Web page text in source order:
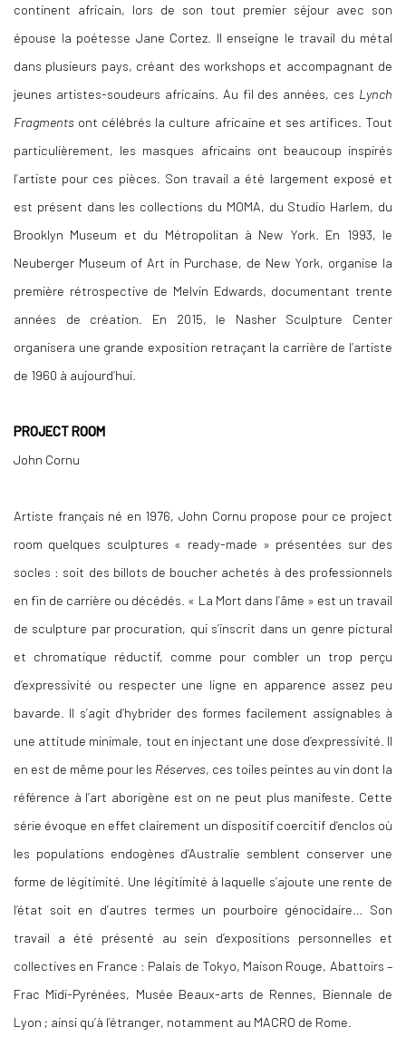
continent africain, lors de son tout premier séjour avec son
épouse la poétesse Jane Cortez. Il enseigne le travail du métal
dans plusieurs pays, créant des workshops et accompagnant de
jeunes artistes-soudeurs africains. Au fil des années, ces Lynch
Fragments ont célébrés la culture africaine et ses artifices. Tout
particulièrement, les masques africains ont beaucoup inspirés
l’artiste pour ces pièces. Son travail a été largement exposé et
est présent dans les collections du MOMA, du Studio Harlem, du
Brooklyn Museum et du Métropolitan à New York. En 1993, le
Neuberger Museum of Art in Purchase, de New York, organise la
première rétrospective de Melvin Edwards, documentant trente
années de création. En 2015, le Nasher Sculpture Center
organisera une grande exposition retraçant la carrière de l’artiste
de 1960 à aujourd’hui.
PROJECT ROOM
John Cornu
Artiste français né en 1976, John Cornu propose pour ce project
room quelques sculptures « ready-made » présentées sur des
socles : soit des billots de boucher achetés à des professionnels
en fin de carrière ou décédés. « La Mort dans l’âme » est un travail
de sculpture par procuration, qui s’inscrit dans un genre pictural
et chromatique réductif, comme pour combler un trop perçu
d’expressivité ou respecter une ligne en apparence assez peu
bavarde. Il s’agit d’hybrider des formes facilement assignables à
une attitude minimale, tout en injectant une dose d’expressivité. Il
en est de même pour les Réserves, ces toiles peintes au vin dont la
référence à l’art aborigène est on ne peut plus manifeste. Cette
série évoque en effet clairement un dispositif coercitif d’enclos où
les populations endogènes d’Australie semblent conserver une
forme de légitimité. Une légitimité à laquelle s’ajoute une rente de
l’état soit en d’autres termes un pourboire génocidaire… Son
travail a été présenté au sein d’expositions personnelles et
collectives en France : Palais de Tokyo, Maison Rouge, Abattoirs –
Frac Midi-Pyrénées, Musée Beaux-arts de Rennes, Biennale de
Lyon ; ainsi qu’à l’étranger, notamment au MACRO de Rome.